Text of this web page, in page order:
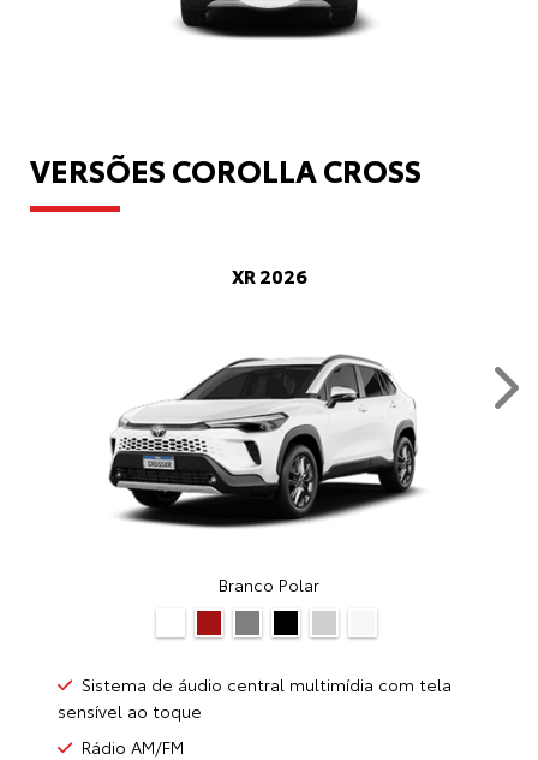
VERSÕES COROLLA CROSS
XR 2026
Branco Polar
Sistema de áudio central multimídia com tela
sensível ao toque
Rádio AM/FM